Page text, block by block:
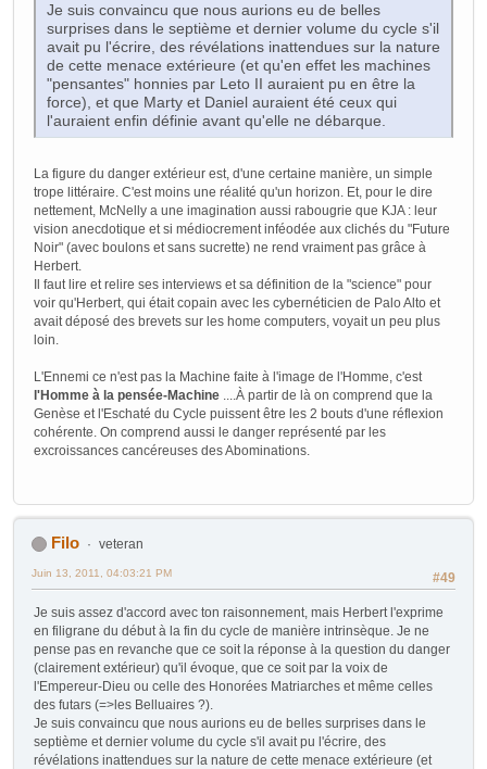
Je suis convaincu que nous aurions eu de belles
surprises dans le septième et dernier volume du cycle s'il
avait pu l'écrire, des révélations inattendues sur la nature
de cette menace extérieure (et qu'en effet les machines
"pensantes" honnies par Leto II auraient pu en être la
force), et que Marty et Daniel auraient été ceux qui
l'auraient enfin définie avant qu'elle ne débarque.
La figure du danger extérieur est, d'une certaine manière, un simple
trope littéraire. C'est moins une réalité qu'un horizon. Et, pour le dire
nettement, McNelly a une imagination aussi rabougrie que KJA : leur
vision anecdotique et si médiocrement inféodée aux clichés du "Future
Noir" (avec boulons et sans sucrette) ne rend vraiment pas grâce à
Herbert.
Il faut lire et relire ses interviews et sa définition de la "science" pour
voir qu'Herbert, qui était copain avec les cybernéticien de Palo Alto et
avait déposé des brevets sur les home computers, voyait un peu plus
loin.
L'Ennemi ce n'est pas la Machine faite à l'image de l'Homme, c'est
l'Homme à la pensée-Machine ....À partir de là on comprend que la
Genèse et l'Eschaté du Cycle puissent être les 2 bouts d'une réflexion
cohérente. On comprend aussi le danger représenté par les
excroissances cancéreuses des Abominations.
Filo veteran
#49
Juin 13, 2011, 04:03:21 PM
Je suis assez d'accord avec ton raisonnement, mais Herbert l'exprime
en filigrane du début à la fin du cycle de manière intrinsèque. Je ne
pense pas en revanche que ce soit la réponse à la question du danger
(clairement extérieur) qu'il évoque, que ce soit par la voix de
l'Empereur-Dieu ou celle des Honorées Matriarches et même celles
des futars (=>les Belluaires ?).
Je suis convaincu que nous aurions eu de belles surprises dans le
septième et dernier volume du cycle s'il avait pu l'écrire, des
révélations inattendues sur la nature de cette menace extérieure (et